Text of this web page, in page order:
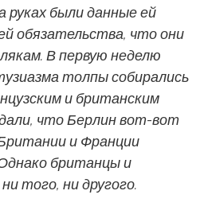
были данные ей
обязательства, что они
В первую неделю
толпы собирались
и британским
что Берлин вот-вот
и Франции
британцы и
того, ни другого.